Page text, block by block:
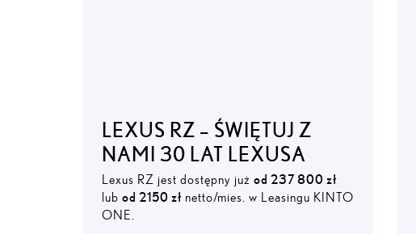
LEXUS RZ – ŚWIĘTUJ Z
NAMI 30 LAT LEXUSA
Lexus RZ jest dostępny już od 237 800 zł
lub od 2150 zł netto/mies. w Leasingu KINTO
ONE.